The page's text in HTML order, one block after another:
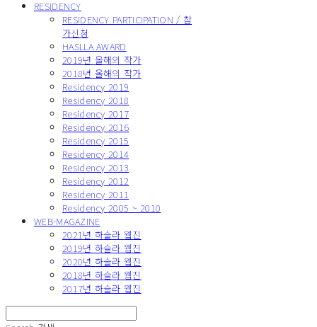
RESIDENCY
RESIDENCY PARTICIPATION / 참
가신청
HASLLA AWARD
2019년 올해의 작가
2018년 올해의 작가
Residency 2019
Residency 2018
Residency 2017
Residency 2016
Residency 2015
Residency 2014
Residency 2013
Residency 2012
Residency 2011
Residency 2005 ~ 2010
WEB-MAGAZINE
2021년 하슬라 웹진
2019년 하슬라 웹진
2020년 하슬라 웹진
2018년 하슬라 웹진
2017년 하슬라 웹진